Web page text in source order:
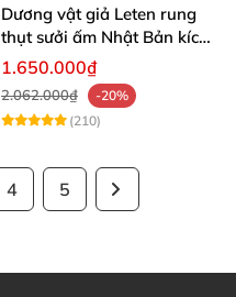
Dương vật giả Leten rung
thụt sưởi ấm Nhật Bản kích
thích điểm G
1.650.000₫
2.062.000₫
-20%
(210)
4 5